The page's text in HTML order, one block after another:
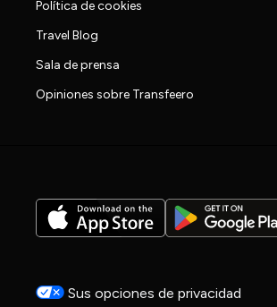
Política de cookies
Travel Blog
Sala de prensa
Opiniones sobre Transfeero
Sus opciones de privacidad